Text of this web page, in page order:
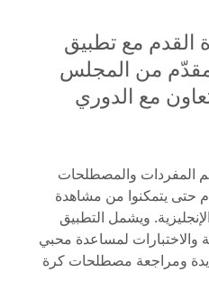
مع تطبيق
من المجلس
مع الدوري
المفردات والمصطلحات
حتى يتمكنوا من مشاهدة
ويشمل التطبيق
والاختبارات لمساعدة محبي
ومراجعة مصطلحات كرة